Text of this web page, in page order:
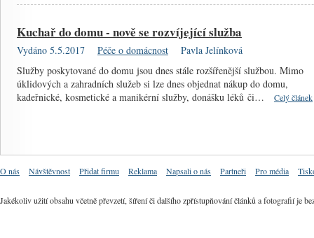
Kuchař do domu - nově se rozvíjející služba
Vydáno 5.5.2017 Péče o domácnost
Pavla Jelínková
Služby poskytované do domu jsou dnes stále rozšířenější službou. Mimo
úklidových a zahradních služeb si lze dnes objednat nákup do domu,
kadeřnické, kosmetické a manikérní služby, donášku léků či…
Celý článek
O nás Návštěvnost Přidat firmu Reklama Napsali o nás Partneři Pro média
Jakékoliv užití obsahu včetně převzetí, šíření či dalšího zpřístupňování článků a fotografií je